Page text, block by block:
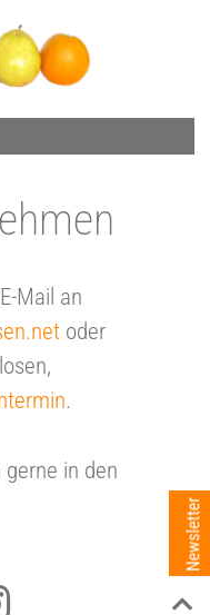
Mail an
oder
.
in den